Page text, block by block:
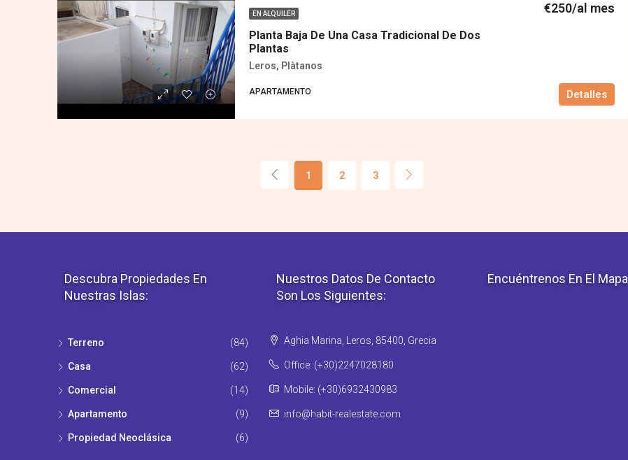
EN ALQUILER
Planta Baja De Una Casa Tradicional De Dos
Plantas
€250/al mes
Leros, Plàtanos
APARTAMENTO Detalles
1 2 3
Descubra Propiedades En
Nuestras Islas:
Terreno (84)
Casa (62)
Comercial (14)
Apartamento (9)
Propiedad Νeoclásica (6)
Nuestros Datos De Contacto
Son Los Siguientes:
Aghia Marina, Leros, 85400, Grecia
Office: (+30)2247028180
Mobile: (+30)6932430983
info@habit-realestate.com
Encuéntrenos En El Mapa